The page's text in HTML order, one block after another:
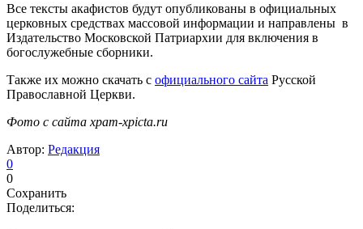
Все тексты акафистов будут опубликованы в официальных
церковных средствах массовой информации и направлены в
Издательство Московской Патриархии для включения в
богослужебные сборники.
Также их можно скачать с официального сайта Русской
Православной Церкви.
Фото с сайта xpam-xpicta.ru
Автор: Редакция
0
0
Сохранить
Поделиться: